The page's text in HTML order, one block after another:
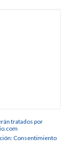
tratados por
Consentimiento